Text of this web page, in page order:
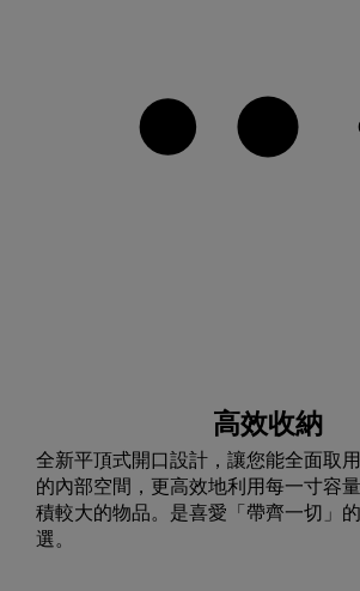
高效收納
全新平頂式開口設計，讓您能全面取
的內部空間，更高效地利用每一寸容
積較大的物品。是喜愛「帶齊一切」
選。